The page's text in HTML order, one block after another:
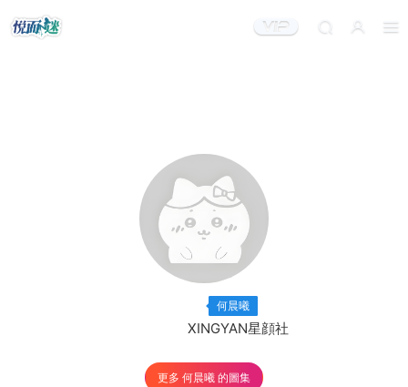
何晨曦
XINGYAN星顔社
更多 何晨曦 的圖集